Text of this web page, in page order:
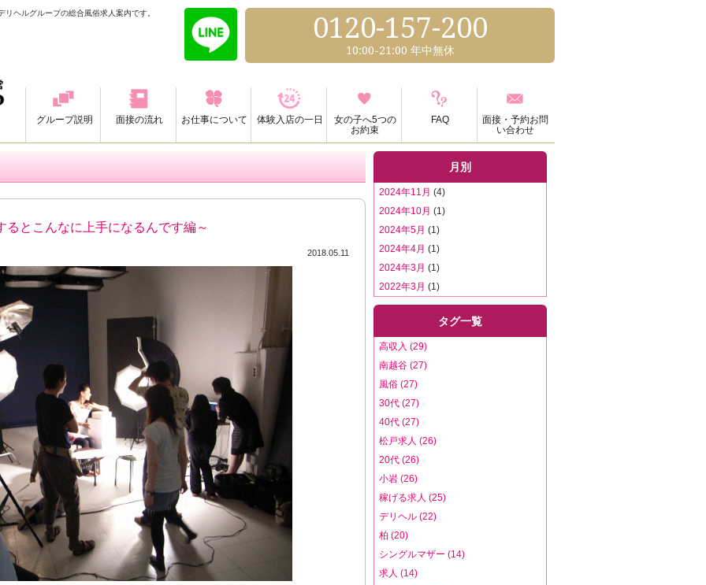
ヘルグループの総合風俗求人案内です。
グループ説明 面接の流れ お仕事について 体験入店の一日
女の子へ5つの
お約束
FAQ
面接・予約お問
い合わせ
0120-157-200
10:00-21:00 年中無休
とこんなに上手になるんです編～
2018.05.11
月別
2024年11月 (4)
2024年10月 (1)
2024年5月 (1)
2024年4月 (1)
2024年3月 (1)
2022年3月 (1)
タグ一覧
高収入 (29)
南越谷 (27)
風俗 (27)
30代 (27)
40代 (27)
松戸求人 (26)
20代 (26)
小岩 (26)
稼げる求人 (25)
デリヘル (22)
柏 (20)
シングルマザー (14)
求人 (14)